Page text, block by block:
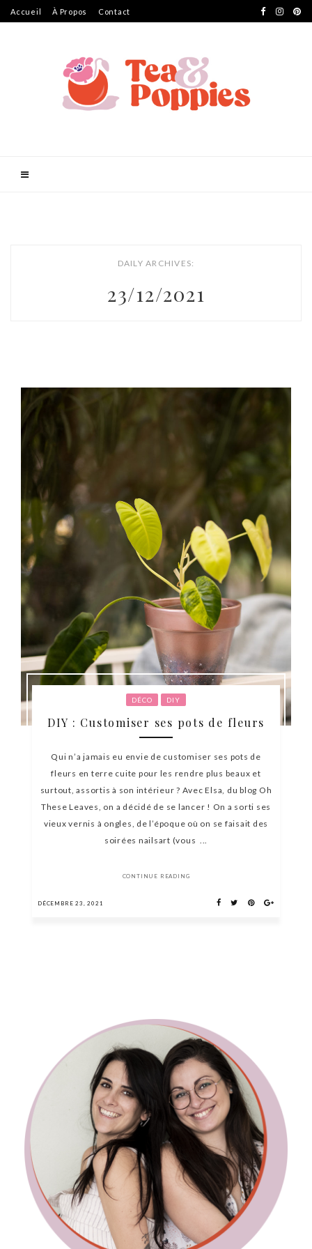
Accueil À Propos Contact
DAILY ARCHIVES:
23/12/2021
DÉCO DIY
DIY : Customiser ses pots de fleurs
Qui n’a jamais eu envie de customiser ses pots de
fleurs en terre cuite pour les rendre plus beaux et
surtout, assortis à son intérieur ? Avec Elsa, du blog Oh
These Leaves, on a décidé de se lancer ! On a sorti ses
vieux vernis à ongles, de l’époque où on se faisait des
soirées nailsart (vous ...
CONTINUE READING
DÉCEMBRE 23, 2021